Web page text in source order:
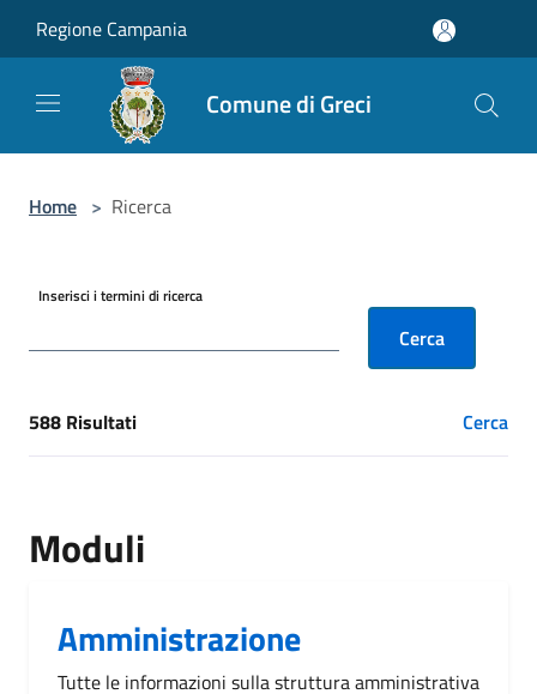
Regione Campania
Comune di Greci
Home > Ricerca
Inserisci i termini di ricerca
Cerca
[results] Risultati
588 Risultati Cerca
Moduli
Amministrazione
Tutte le informazioni sulla struttura amministrativa